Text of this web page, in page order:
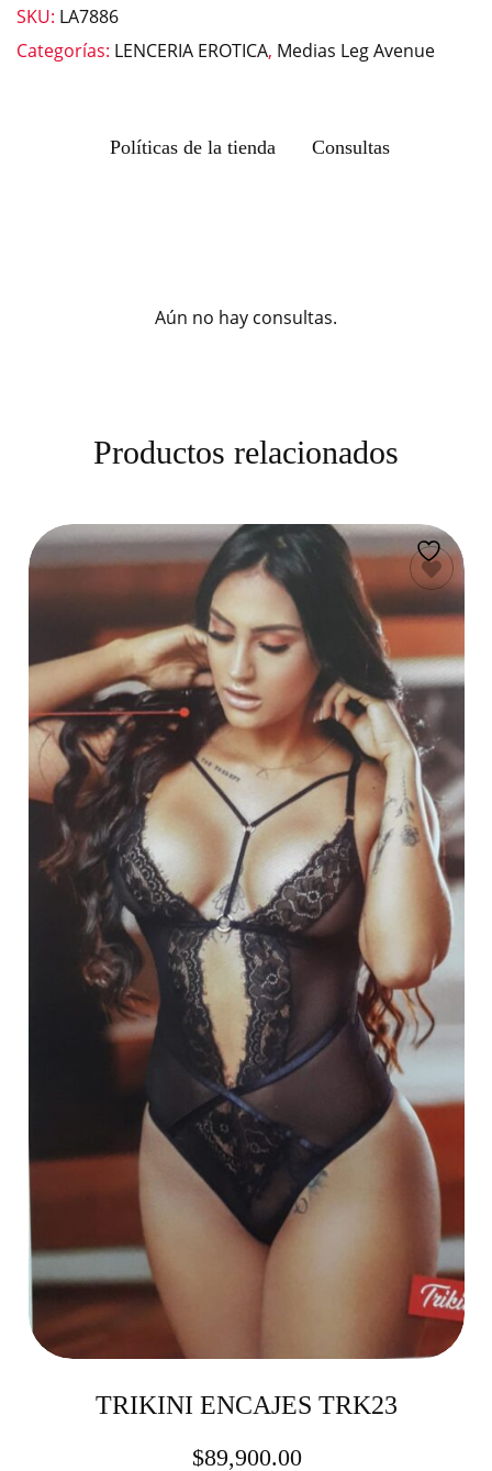
SKU: LA7886
Categorías: LENCERIA EROTICA, Medias Leg Avenue
Políticas de la tienda Consultas
Aún no hay consultas.
Productos relacionados
TRIKINI ENCAJES TRK23
$89,900.00